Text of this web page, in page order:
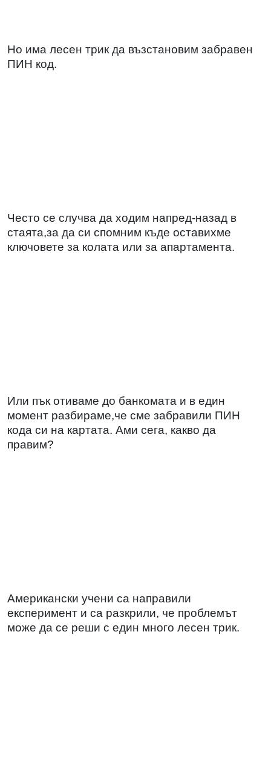
Но има лесен трик да възстановим забравен
ПИН код.
Често се случва да ходим напред-назад в
стаята,за да си спомним къде оставихме
ключовете за колата или за апартамента.
Или пък отиваме до банкомата и в един
момент разбираме,че сме забравили ПИН
кода си на картата. Ами сега, какво да
правим?
Американски учени са направили
експеримент и са разкрили, че проблемът
може да се реши с един много лесен трик.